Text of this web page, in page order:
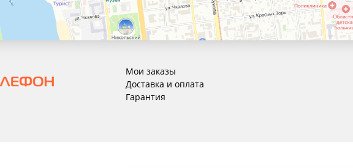
Мои заказы
Доставка и оплата
Гарантия